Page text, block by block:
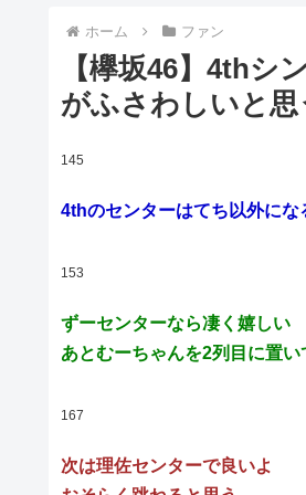
ホーム ファン
【欅坂46】4thシ
がふさわしいと
145
4thのセンターはてち以外にな
153
ずーセンターなら凄く嬉しい
あとむーちゃんを2列目に置い
167
次は理佐センターで良いよ